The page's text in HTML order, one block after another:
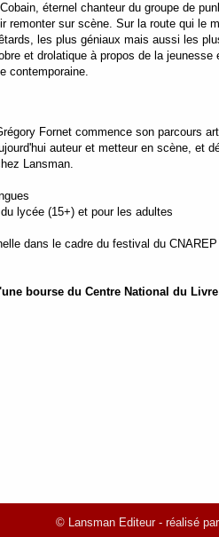
éternel chanteur du groupe de
remonter sur scène. Sur la route qui le
les plus géniaux mais aussi les
et drolatique à propos de la
contemporaine.
Fornet commence son parcours
auteur et metteur en scène, et
Lansman.
lycée (15+) et pour les adultes
dans le cadre du festival du
bourse du Centre National du Livre
© Lansman Editeur - réalisé par